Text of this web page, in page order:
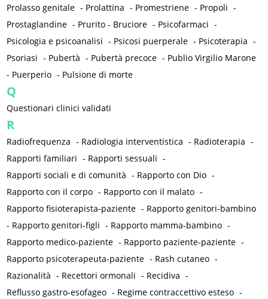
Prolasso genitale - Prolattina - Promestriene - Propoli -
Prostaglandine - Prurito - Bruciore - Psicofarmaci -
Psicologia e psicoanalisi - Psicosi puerperale - Psicoterapia -
Psoriasi - Pubertà - Pubertà precoce - Publio Virgilio Marone
- Puerperio - Pulsione di morte
Q
Questionari clinici validati
R
Radiofrequenza - Radiologia interventistica - Radioterapia -
Rapporti familiari - Rapporti sessuali -
Rapporti sociali e di comunità - Rapporto con Dio -
Rapporto con il corpo - Rapporto con il malato -
Rapporto fisioterapista-paziente - Rapporto genitori-bambino
- Rapporto genitori-figli - Rapporto mamma-bambino -
Rapporto medico-paziente - Rapporto paziente-paziente -
Rapporto psicoterapeuta-paziente - Rash cutaneo -
Razionalità - Recettori ormonali - Recidiva -
Reflusso gastro-esofageo - Regime contraccettivo esteso -